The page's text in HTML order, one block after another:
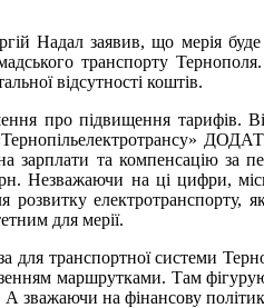
Надал заявив, що мерія
транспорту
відсутності коштів.
про підвищення
та компенсацію за
Незважаючи на ці цифри,
розвитку електротранспорту,
для мерії.
для транспортної системи
маршрутками. Там
А зважаючи на фінансову